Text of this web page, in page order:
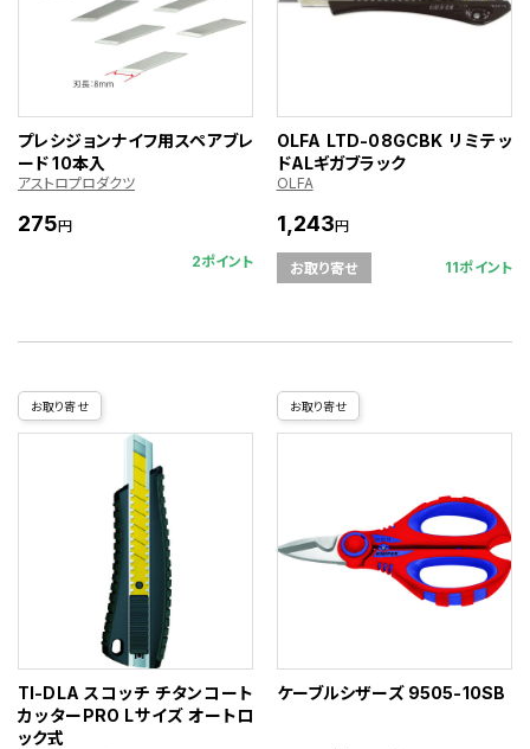
プレシジョンナイフ用スペアブレ
ード 10本入
アストロプロダクツ
275円
2ポイント
OLFA LTD-08GCBK リミテッ
ドALギガブラック
OLFA
1,243円
お取り寄せ 11ポイント
お取り寄せ
TI-DLA スコッチ チタンコート
カッターPRO Lサイズ オートロ
ック式
お取り寄せ
ケーブルシザーズ 9505-10SB